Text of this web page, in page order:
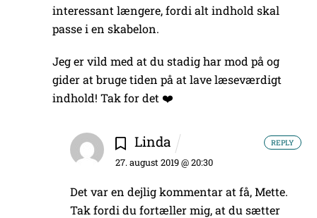
interessant længere, fordi alt indhold skal
passe i en skabelon.
Jeg er vild med at du stadig har mod på og
gider at bruge tiden på at lave læseværdigt
indhold! Tak for det ❤️
Linda
27. august 2019 @ 20:30
Det var en dejlig kommentar at få, Mette.
Tak fordi du fortæller mig, at du sætter
REPLY